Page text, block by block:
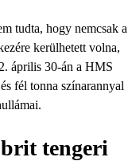
tudta, hogy nemcsak a
kerülhetett volna,
április 30-án a HMS
fél tonna színarannyal
tengeri